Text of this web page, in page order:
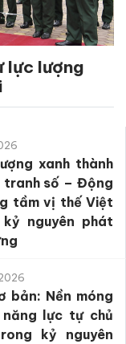
lực lượng
xanh thành
tranh số – Động
tầm vị thế Việt
nguyên phát
bản: Nền móng
lực tự chủ
kỷ nguyên